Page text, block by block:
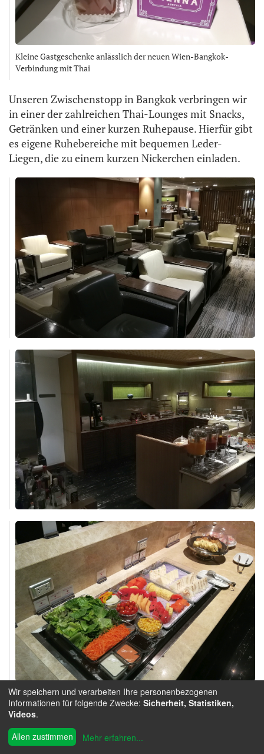
Kleine Gastgeschenke anlässlich der neuen Wien-Bangkok-
Verbindung mit Thai
Unseren Zwischenstopp in Bangkok verbringen wir
in einer der zahlreichen Thai-Lounges mit Snacks,
Getränken und einer kurzen Ruhepause. Hierfür gibt
es eigene Ruhebereiche mit bequemen Leder-
Liegen, die zu einem kurzen Nickerchen einladen.
Wir speichern und verarbeiten Ihre personenbezogenen
Informationen für folgende Zwecke: Sicherheit, Statistiken,
Videos.
Allen zustimmen
Mehr erfahren...